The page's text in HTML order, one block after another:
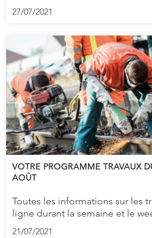
27/07/2021
VOTRE PROGRAMME TRAVAUX
AOÛT
Toutes les informations sur les
ligne durant la semaine et le
21/07/2021